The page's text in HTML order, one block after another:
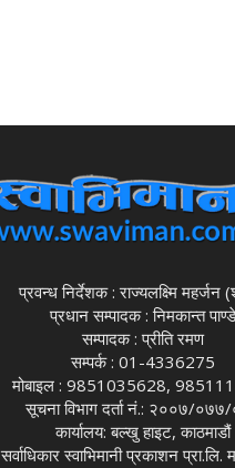
प्रवन्ध निर्देशक : राज्यलक्ष्मि महर्जन
प्रधान सम्पादक : निमकान्त पाण्डे
सम्पादक : प्रीति रमण
सम्पर्क : 01-4336275
मोबाइल : 9851035628,
सूचना विभाग दर्ता नं.: २००७/
कार्यालय: बल्खु हाइट, काठमाडौं
सर्वाधिकार स्वाभिमानी प्रकाशन प्रा.लि.